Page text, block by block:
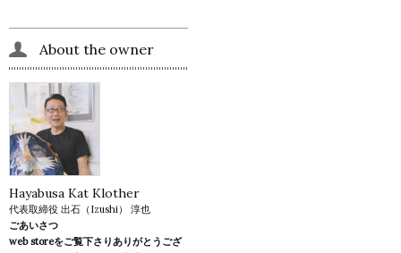
About the owner
Hayabusa Kat Klother
代表取締役 出石（Izushi） 淳也
ごあいさつ
web storeをご覧下さりありがとうござ